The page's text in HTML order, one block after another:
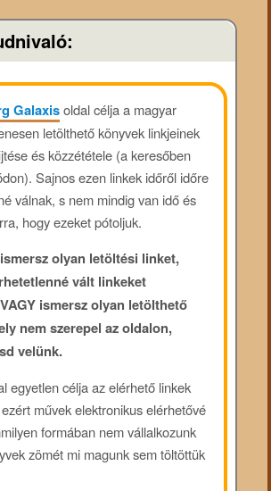
Galaxisoldal célja a magyar
letölthető könyvek linkjeinek
és közzététele (a keresőben
Sajnos ezen linkek időről időre
válnak, s nem mindig van idő és
hogy ezeket pótoljuk.
olyan letöltési linket,
vált linkeket
ismersz olyan letölthető
nem szerepel az oldalon,
velünk.
egyetlen célja az elérhető linkek
művek elektronikus elérhetővé
formában nem vállalkozunk
zömét mi magunk sem töltöttük